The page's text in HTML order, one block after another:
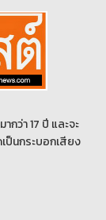
ว่า 17 ปี และจะ
ป็นกระบอกเสียง